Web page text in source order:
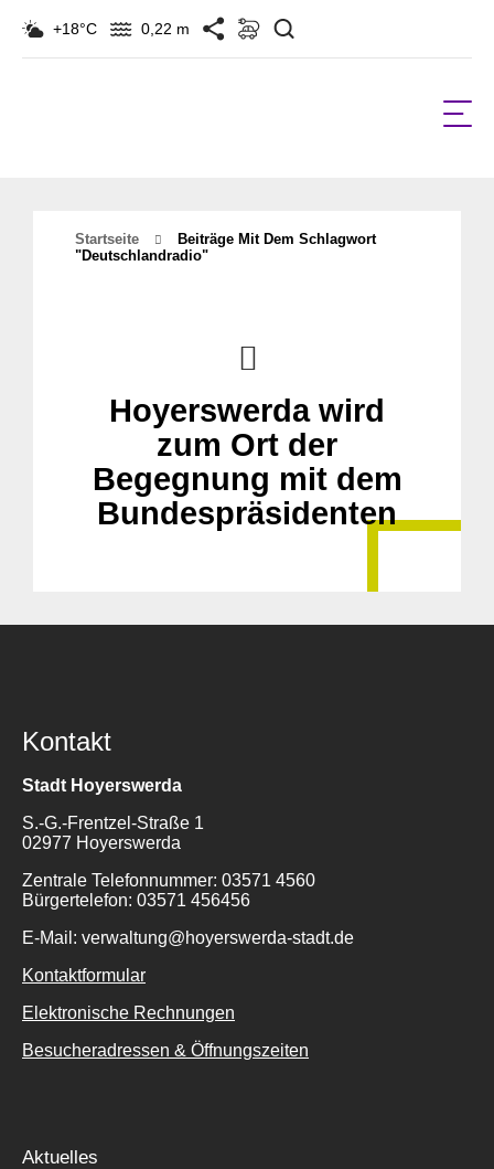
+18°C 0,22 m
Startseite
Beiträge Mit Dem Schlagwort
"Deutschlandradio"
Hoyerswerda wird
zum Ort der
Begegnung mit dem
Bundespräsidenten
Kontakt
Stadt Hoyerswerda
S.-G.-Frentzel-Straße 1
02977 Hoyerswerda
Zentrale Telefonnummer: 03571 4560
Bürgertelefon: 03571 456456
E-Mail: verwaltung@hoyerswerda-stadt.de
Kontaktformular
Elektronische Rechnungen
Besucheradressen & Öffnungszeiten
Aktuelles